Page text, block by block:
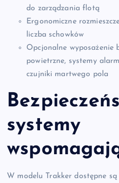
do zarządzania flotą
Ergonomiczne
liczba schowków
Opcjonalne wyposażenie
powietrzne, systemy
czujniki martwego pola
systemy
W modelu Trakker dostępne